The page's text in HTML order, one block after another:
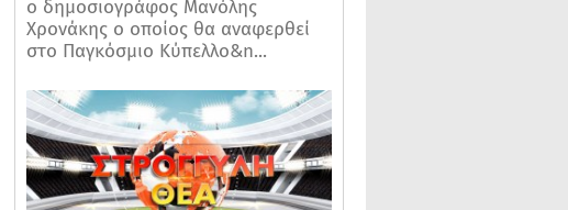
ο δημοσιογράφος Μανόλης
Χρονάκης ο οποίος θα αναφερθεί
στο Παγκόσμιο Κύπελλο&n...